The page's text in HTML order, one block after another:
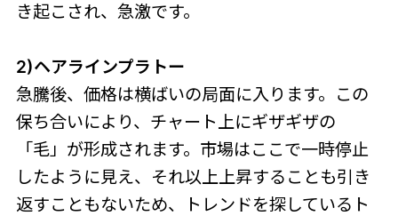
き起こされ、急激です。
2)ヘアラインプラトー
急騰後、価格は横ばいの局面に入ります。この
保ち合いにより、チャート上にギザギザの
「毛」が形成されます。市場はここで一時停止
したように見え、それ以上上昇することも引き
返すこともないため、トレンドを探しているト